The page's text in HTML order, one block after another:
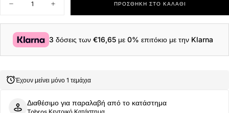
Μείωση
για
Ανδρικό
Δερμάτινο
Λευκό
Αύξηση
ποσότητας
για
Ανδρικό
Δερμάτινο
ΠΡΟΣΘΉΚΗ ΣΤΟ ΚΑΛΆΘΙ
3 δόσεις των€16,65 με 0% επιτόκιο με την Klarna
Έχουν μείνει μόνο 1 τεμάχια
Διαθέσιμο για παραλαβή από το κατάστημα